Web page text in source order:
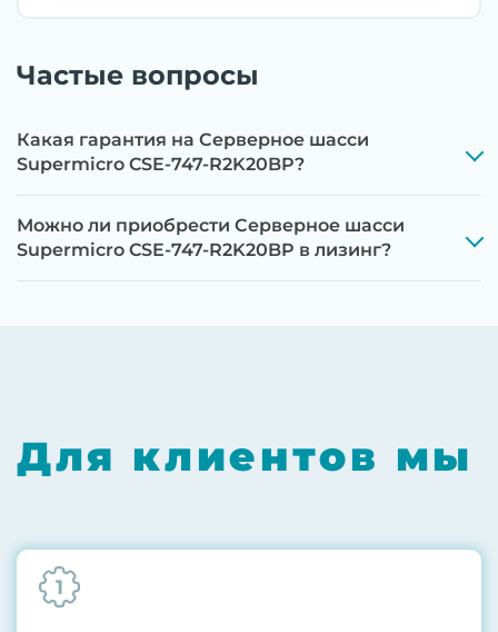
Этап 2:Обновление прошивок BIOS, RAID-
контроллеров, iLO/iDRAC и сетевых
Этап 3:
Частые вопросы
Какая гарантия на Серверное шасси
Supermicro CSE-747-R2K20BP?
Можно ли приобрести Серверное шасси
Supermicro CSE-747-R2K20BP в лизинг?
Для клиентов мы
1